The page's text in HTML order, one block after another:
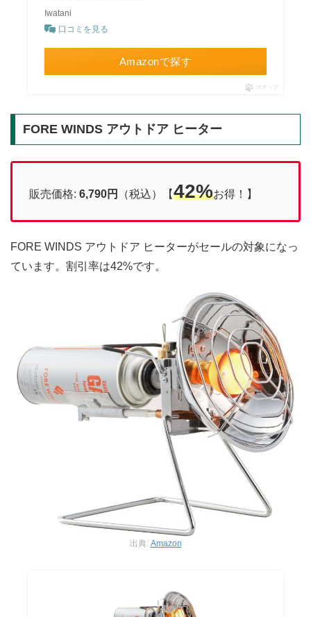
Iwatani
口コミを見る
Amazonで探す
ポチップ
FORE WINDS アウトドア ヒーター
販売価格: 6,790円 （税込）【42%お得！】
FORE WINDS アウトドア ヒーターがセールの対象になっ
ています。割引率は42%です。
出典: Amazon